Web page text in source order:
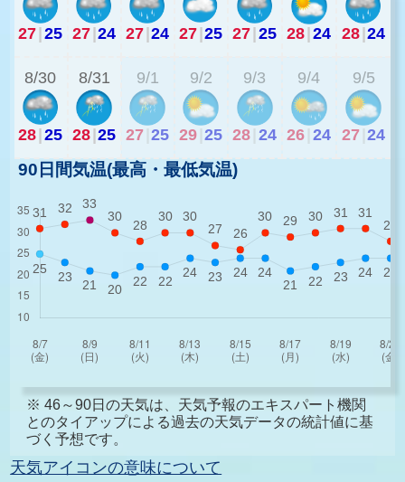
27|25 27|24 27|24 27|25 27|25 28|24 28|24
8/30
28|25
8/31
28|25
9/1
27 25
9/2
29 25
9/3
28 24
9/4
26 24
9/5
27 24
90日間気温(最高・最低気温)
※ 46～90日の天気は、天気予報のエキスパート機関
とのタイアップによる過去の天気データの統計値に基
づく予想です。
天気アイコンの意味について